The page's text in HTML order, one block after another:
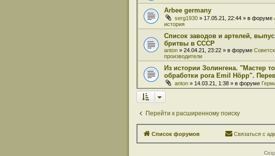
Arbee germany
serg1930 » 17.05.21, 22:44 » в форуме
история
Список заводов и артелей,
бритвы в СССР
anton » 24.04.21, 23:22 » в форуме
производители
Из истории Золингена. "Мастер
обработки рога Emil Höpp".
anton » 14.03.21, 1:38 » в форуме
Перейти к расширенному поиску
Список форумов Связаться с